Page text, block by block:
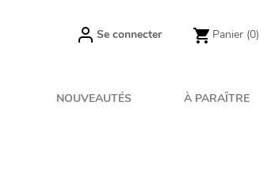
Se connecter Panier (0)
NOUVEAUTÉS À PARAÎTRE